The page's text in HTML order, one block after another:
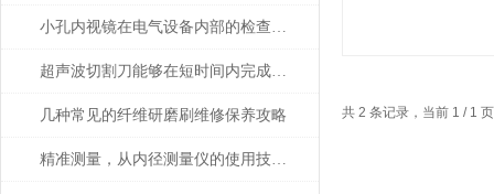
小孔内视镜在电气设备内部的检查应用有哪些？
超声波切割刀能够在短时间内完成高精度的切割操作
几种常见的纤维研磨刷维修保养攻略
精准测量，从内径测量仪的使用技巧开始
共 2 条记录，当前 1 / 1